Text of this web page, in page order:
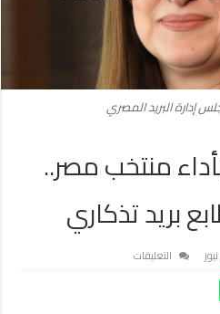
إدارة البريد المصري
بأداء منتخب مصر..
بريد تذكاري
التعليقات